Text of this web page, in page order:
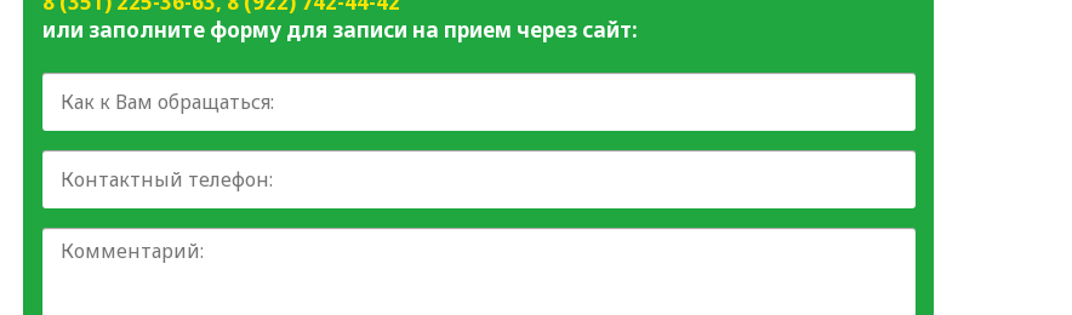
или заполните форму для записи на прием через сайт: